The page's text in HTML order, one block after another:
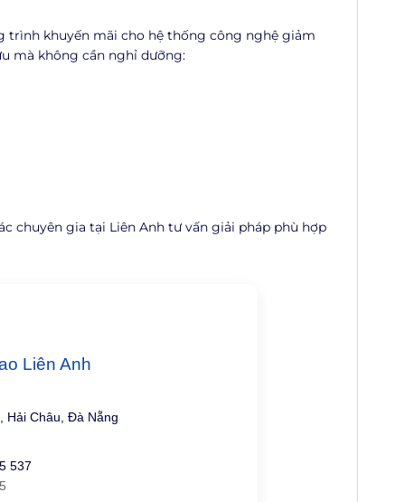
trình khuyến mãi cho hệ thống công nghệ giảm
mà không cần nghỉ dưỡng:
chuyên gia tại Liên Anh tư vấn giải pháp phù hợp
Liên Anh
Hải Châu, Đà Nẵng
537